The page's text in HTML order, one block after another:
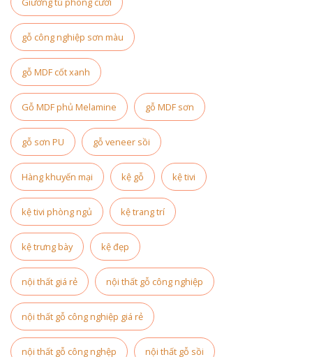
gỗ công nghiệp sơn màu
gỗ MDF cốt xanh
Gỗ MDF phủ Melamine gỗ MDF sơn
gỗ sơn PU gỗ veneer sồi
Hàng khuyến mại kệ gỗ kệ tivi
kệ tivi phòng ngủ kệ trang trí
kệ trưng bày kệ đẹp
nội thất giá rẻ nội thất gỗ công nghiệp
nội thất gỗ công nghiệp giá rẻ
nội thất gỗ công nghệp nội thất gỗ sồi